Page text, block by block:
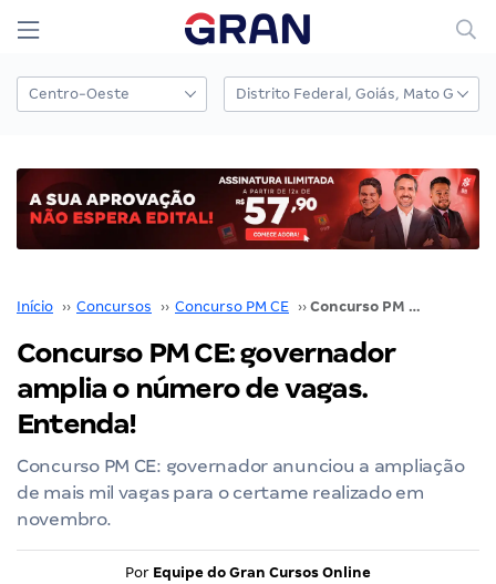
Início ›› Concursos ›› Concurso PM CE ›› Concurso PM CE: governador amplia o número de vagas. Entenda!
Concurso PM CE: governador
amplia o número de vagas.
Entenda!
Concurso PM CE: governador anunciou a ampliação
de mais mil vagas para o certame realizado em
novembro.
Por Equipe do Gran Cursos Online